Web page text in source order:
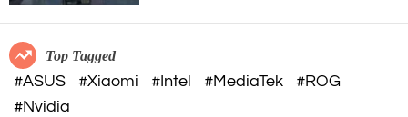
c
m
o
d
Top Tagged
#ASUS #Xiaomi #Intel #MediaTek
#ROG
#Nvidia